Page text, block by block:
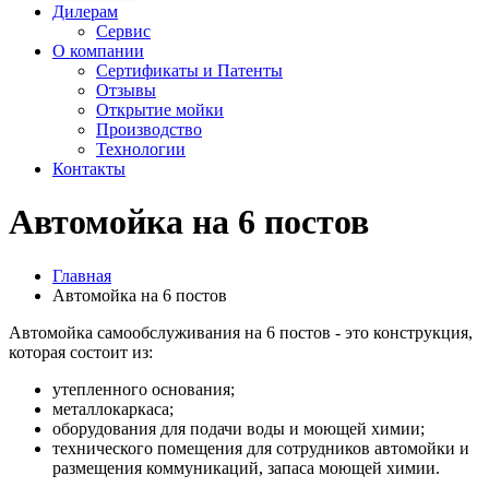
Дилерам
Сервис
О компании
Сертификаты и Патенты
Отзывы
Открытие мойки
Производство
Технологии
Контакты
Автомойка на 6 постов
Главная
Автомойка на 6 постов
Автомойка самообслуживания на 6 постов - это конструкция,
которая состоит из:
утепленного основания;
металлокаркаса;
оборудования для подачи воды и моющей химии;
технического помещения для сотрудников автомойки и
размещения коммуникаций, запаса моющей химии.